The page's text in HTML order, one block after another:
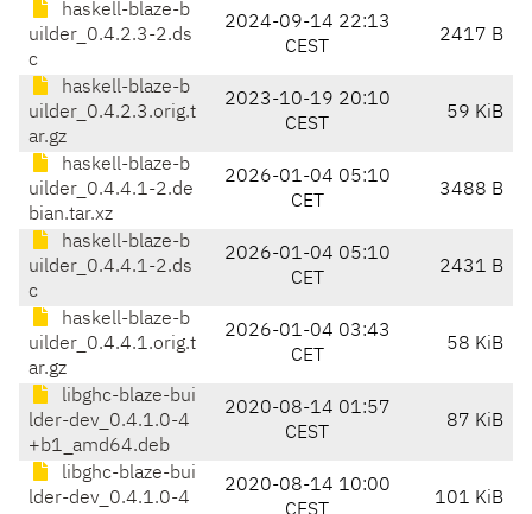
haskell-blaze-b
uilder_0.4.2.3-2.ds
c
2024-09-14 22:13
CEST
2417 B
haskell-blaze-b
uilder_0.4.2.3.orig.t
ar.gz
2023-10-19 20:10
CEST
59 KiB
haskell-blaze-b
uilder_0.4.4.1-2.de
bian.tar.xz
2026-01-04 05:10
CET
3488 B
haskell-blaze-b
uilder_0.4.4.1-2.ds
c
2026-01-04 05:10
CET
2431 B
haskell-blaze-b
uilder_0.4.4.1.orig.t
ar.gz
2026-01-04 03:43
CET
58 KiB
libghc-blaze-bui
lder-dev_0.4.1.0-4
+b1_amd64.deb
2020-08-14 01:57
CEST
87 KiB
libghc-blaze-bui
lder-dev_0.4.1.0-4
2020-08-14 10:00
101 KiB